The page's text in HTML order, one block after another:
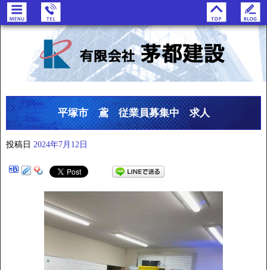
平塚市 鳶 従業員募集中 求人
投稿日 2024年7月12日